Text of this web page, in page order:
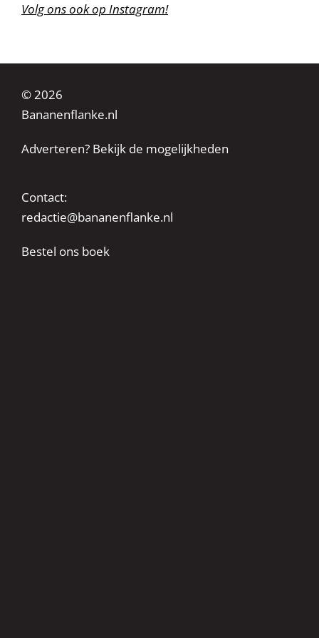
Volg ons ook op Instagram!
© 2026
Bananenflanke.nl
Adverteren? Bekijk de mogelijkheden
Contact:
redactie@bananenflanke.nl
Bestel ons boek